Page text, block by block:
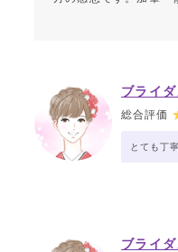
ブライ
総合評価
とても丁
ブライ